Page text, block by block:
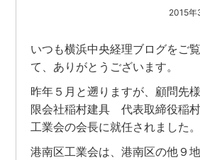
2015年
いつも横浜中央経理ブログをご
て、ありがとうございます。
昨年５月と遡りますが、顧問先
限会社稲村建具 代表取締役稲
工業会の会長に就任されました。
港南区工業会は、港南区の他９